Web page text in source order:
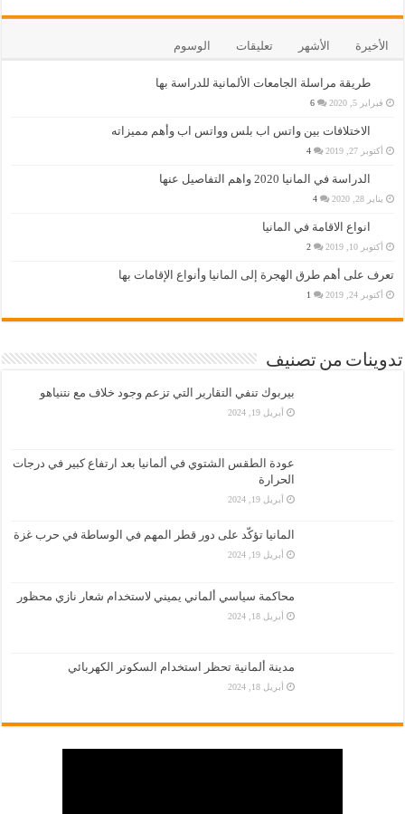
الأخيرة الأشهر تعليقات الوسوم
طريقة مراسلة الجامعات الألمانية للدراسة بها
فبراير 5, 2020 6
الاختلافات بين واتس اب بلس وواتس اب وأهم مميزاته
أكتوبر 27, 2019 4
الدراسة في المانيا 2020 واهم التفاصيل عنها
يناير 28, 2020 4
انواع الاقامة في المانيا
أكتوبر 10, 2019 2
تعرف على أهم طرق الهجرة إلى المانيا وأنواع الإقامات بها
أكتوبر 24, 2019 1
تدوينات من تصنيف
بيربوك تنفي التقارير التي تزعم وجود خلاف مع نتنياهو
أبريل 19, 2024
عودة الطقس الشتوي في ألمانيا بعد ارتفاع كبير في درجات
الحرارة
أبريل 19, 2024
المانيا تؤكّد على دور قطر المهم في الوساطة في حرب غزة
أبريل 19, 2024
محاكمة سياسي ألماني يميني لاستخدام شعار نازي محظور
أبريل 18, 2024
مدينة ألمانية تحظر استخدام السكوتر الكهربائي
أبريل 18, 2024